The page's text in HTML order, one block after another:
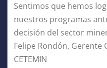
Sentimos que hemos
nuestros programas
decisión del sector
Felipe Rondón, Gerente
CETEMIN